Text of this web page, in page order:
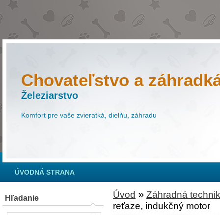
Chovateľstvo a
Železiarstvo
Komfort pre vaše zvieratká, dielňu, záhradu
ÚVODNÁ STRANA
Hľadanie Úvod » Záhradná
reťaze, indukčný motor